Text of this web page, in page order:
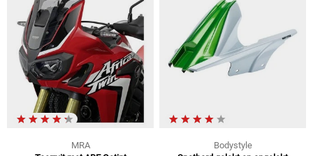
MRA
Bodystyle